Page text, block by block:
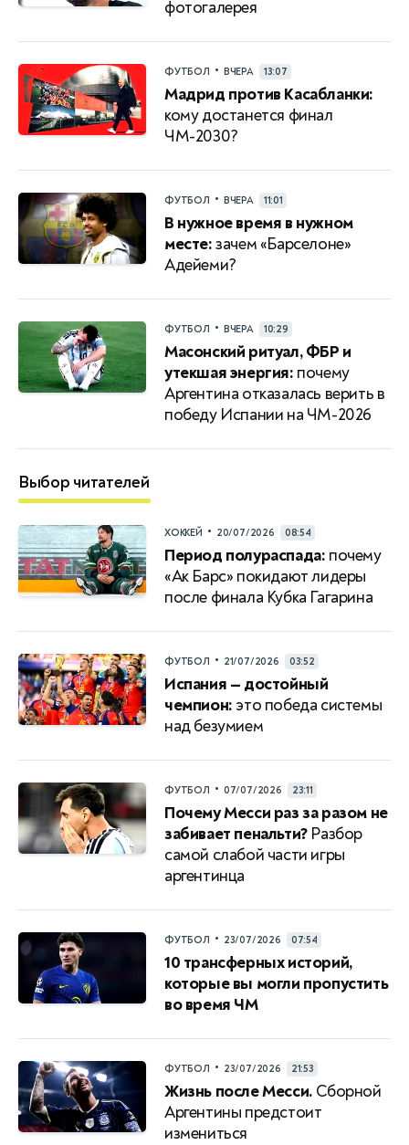
фотогалерея
ФУТБОЛ • ВЧЕРА 13:07
Мадрид против Касабланки:
кому достанется финал
ЧМ-2030?
ФУТБОЛ • ВЧЕРА 11:01
В нужное время в нужном
месте:зачем «Барселоне»
Адейеми?
ФУТБОЛ • ВЧЕРА 10:29
Масонский ритуал, ФБР и
утекшая энергия: почему
Аргентина отказалась верить в
победу Испании на ЧМ-2026
Выбор читателей
ХОККЕЙ • 20/07/2026 08:54
Период полураспада: почему
«Ак Барс» покидают лидеры
после финала Кубка Гагарина
ФУТБОЛ • 21/07/2026 03:52
Испания — достойный
чемпион: это победа системы
над безумием
ФУТБОЛ • 07/07/2026 23:11
Почему Месси раз за разом не
забивает пенальти?Разбор
самой слабой части игры
аргентинца
ФУТБОЛ • 23/07/2026 07:54
10 трансферных историй,
которые вы могли пропустить
во время ЧМ
ФУТБОЛ • 23/07/2026 21:53
Жизнь после Месси. Сборной
Аргентины предстоит
измениться